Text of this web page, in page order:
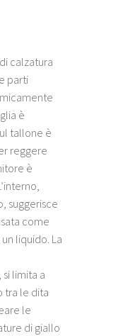
calzatura
parti
è
tallone è
reggere
è
suggerisce
come
liquido. La
limita a
tra le dita
le
di giallo